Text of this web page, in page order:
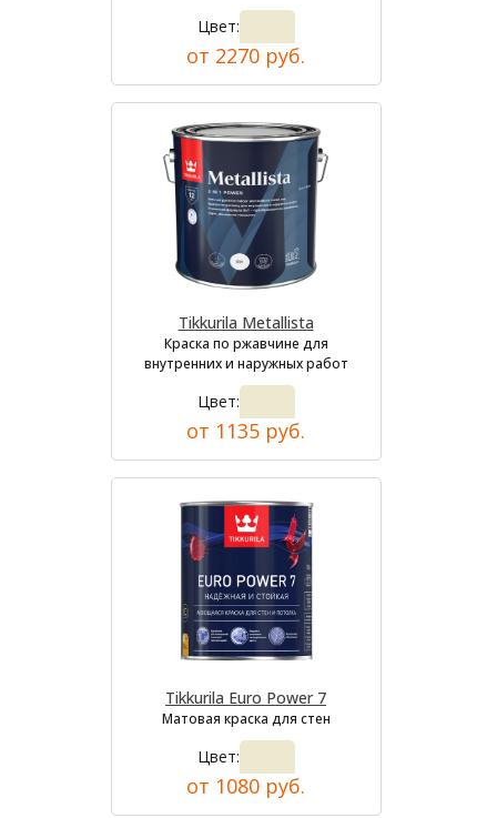
Цвет:
от 2270 руб.
Tikkurila Metallista
Краска по ржавчине для
внутренних и наружных работ
Цвет:
от 1135 руб.
Tikkurila Euro Power 7
Матовая краска для стен
Цвет:
от 1080 руб.